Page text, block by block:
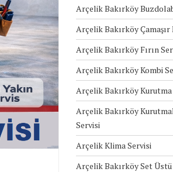
Arçelik Bakırköy
Arçelik Bakırköy
Arçelik Bakırköy Fırın
Arçelik Bakırköy Kombi
Arçelik Bakırköy
Arçelik Bakırköy
Servisi
Arçelik Klima Servisi
Arçelik Bakırköy Set Üstü